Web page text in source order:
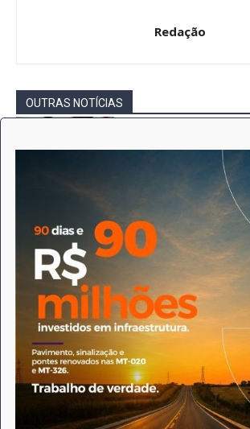
Redação
OUTRAS NOTÍCIAS
5 de agosto de
Destaques
Bebê nasce em casa
socorro e bombeiros
atendimento em
-
Destaques
Como cientistas
infectados com HIV
Redação 30 de julho de
Este site utiliza cookies para permitir uma